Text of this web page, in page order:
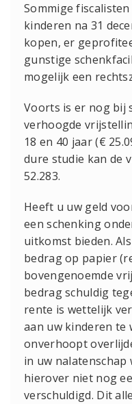
Sommige
kinderen na 31
kopen, er
gunstige
mogelijk een
Voorts is er nog bij
verhoogde
18 en 40 jaar (€
dure studie kan de
52.283.
Heeft u uw geld
een schenking
uitkomst bieden.
bedrag op papier
bovengenoemde
bedrag schuldig
rente is wettelijk
aan uw kinderen te
onverhoopt
in uw nalatenschap
hierover niet nog
verschuldigd. Dit